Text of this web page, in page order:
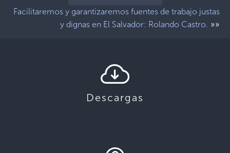
Facilitaremos y garantizaremos fuentes de trabajo justas
y dignas en El Salvador: Rolando Castro. »»
Descargas